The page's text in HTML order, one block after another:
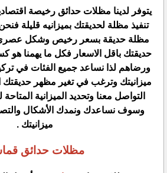
يتوفر لدينا مظلات حدائق رخيصة
تنفيذ مظلة لحديقتك بميزانيه قليلة
مظلة حديقة بسعر رخيص وشكل عصري
حديقتك باقل الاسعار فكل ما يهمنا هو
ورضاهم لذا نساعد جميع الفئات في
ميزانيتك وترغب في تغير مظهر حديقتك
التواصل معنا وتحديد الميزانية
وسوف نساعدك ونمدك الأشكال
ميزانيتك .
مظلات حدائق